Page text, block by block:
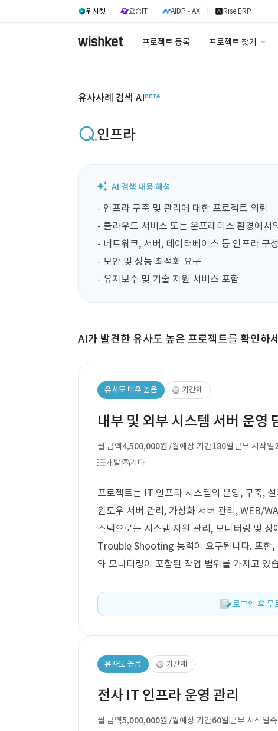
위시켓 요즘IT AIDP - AX Rise ERP
프로젝트 등록 프로젝트 찾기
유사사례 검색 AI
인프라
- 인프라 구축 및 관리에 대한 프로젝트 의뢰
- 클라우드 서비스 또는 온프레미스 환경에서
- 네트워크, 서버, 데이터베이스 등 인프라 구
- 보안 및 성능 최적화 요구
- 유지보수 및 기술 지원 서비스 포함
AI가 발견한 유사도 높은 프로젝트를 확인하
유사도 매우 높음 기간제
내부 및 외부 시스템 서버 운영
월 금액4,500,000원 /월예상 기간180일근무 시작일
개발
기타
프로젝트는 IT 인프라 시스템의 운영, 구축,
윈도우 서버 관리, 가상화 서버 관리, WEB/
스택으로는 시스템 자원 관리, 모니터링 및
Trouble Shooting 능력이 요구됩니다. 또한,
와 모니터링이 포함된 작업 범위를 가지고 있
로그인 후 무
유사도 높음 기간제
전사 IT 인프라 운영 관리
월 금액5,000,000원 /월예상 기간60일근무 시작일